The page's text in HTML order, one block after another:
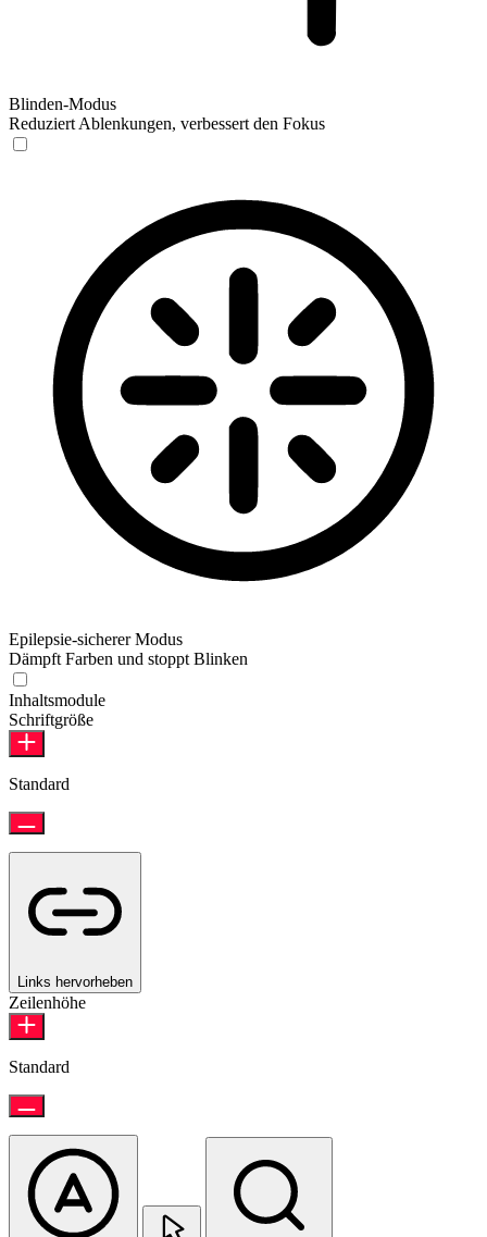
Blinden-Modus
Reduziert Ablenkungen, verbessert den Fokus
Epilepsie-sicherer Modus
Dämpft Farben und stoppt Blinken
Inhaltsmodule
Schriftgröße
Standard
Links hervorheben
Zeilenhöhe
Standard